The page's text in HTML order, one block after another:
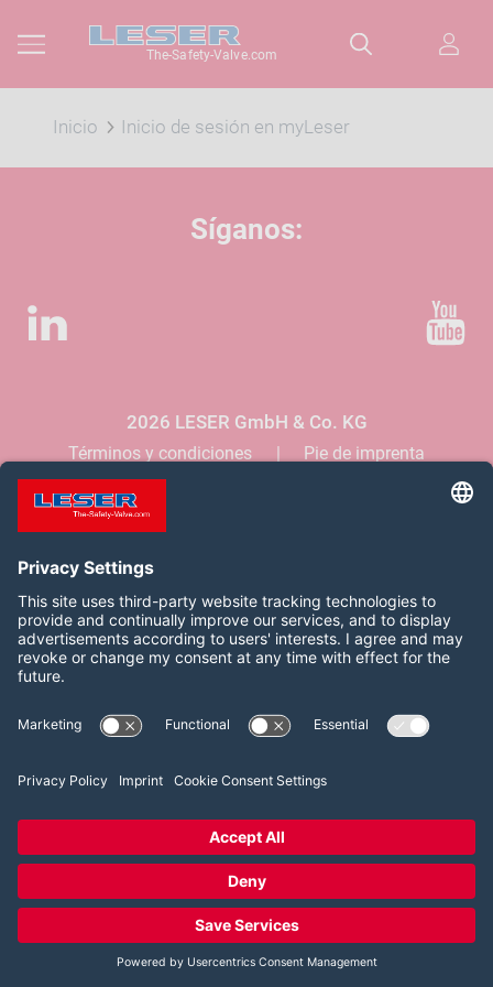
The-Safety-Valve.com
Inicio Inicio de sesión en myLeser
Síganos:
YouTube
2026 LESER GmbH & Co. KG
Términos y condiciones
Pie de imprenta